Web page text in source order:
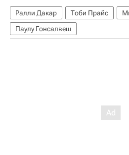
Ралли Дакар Тоби Прайс
Паулу Гонсалвеш